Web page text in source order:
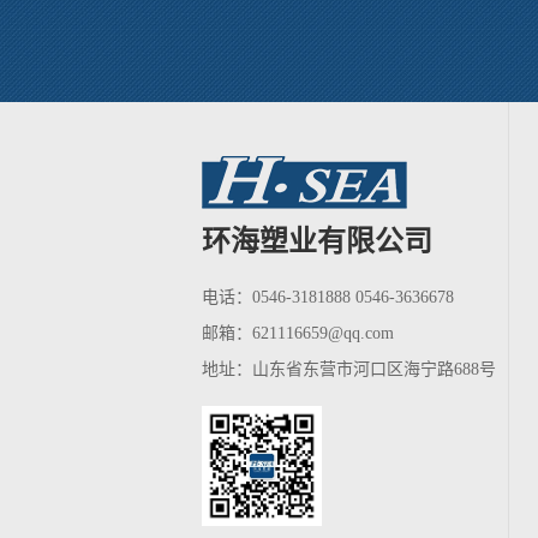
环海塑业有限公司
电话：0546-3181888 0546-3636678
邮箱： 621116659@qq.com
地址：山东省东营市河口区海宁路688号